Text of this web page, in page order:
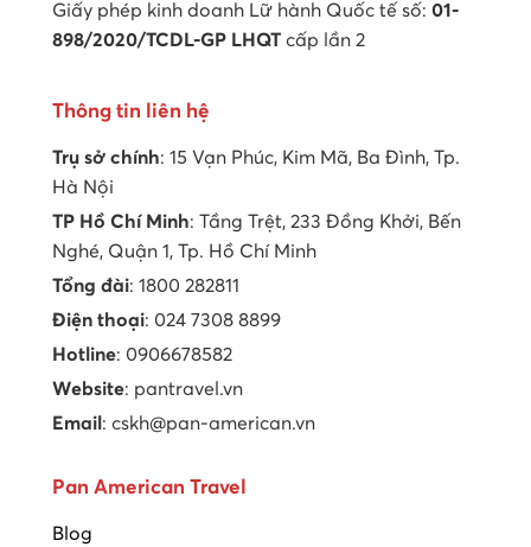
Giấy phép kinh doanh Lữ hành Quốc tế số: 01-
898/2020/TCDL-GP LHQT cấp lần 2
Thông tin liên hệ
Trụ sở chính: 15 Vạn Phúc, Kim Mã, Ba Đình, Tp.
Hà Nội
TP Hồ Chí Minh: Tầng Trệt, 233 Đồng Khởi, Bến
Nghé, Quận 1, Tp. Hồ Chí Minh
Tổng đài: 1800 282811
Điện thoại: 024 7308 8899
Hotline: 0906678582
Website: pantravel.vn
Email : cskh@pan-american.vn
Pan American Travel
Blog